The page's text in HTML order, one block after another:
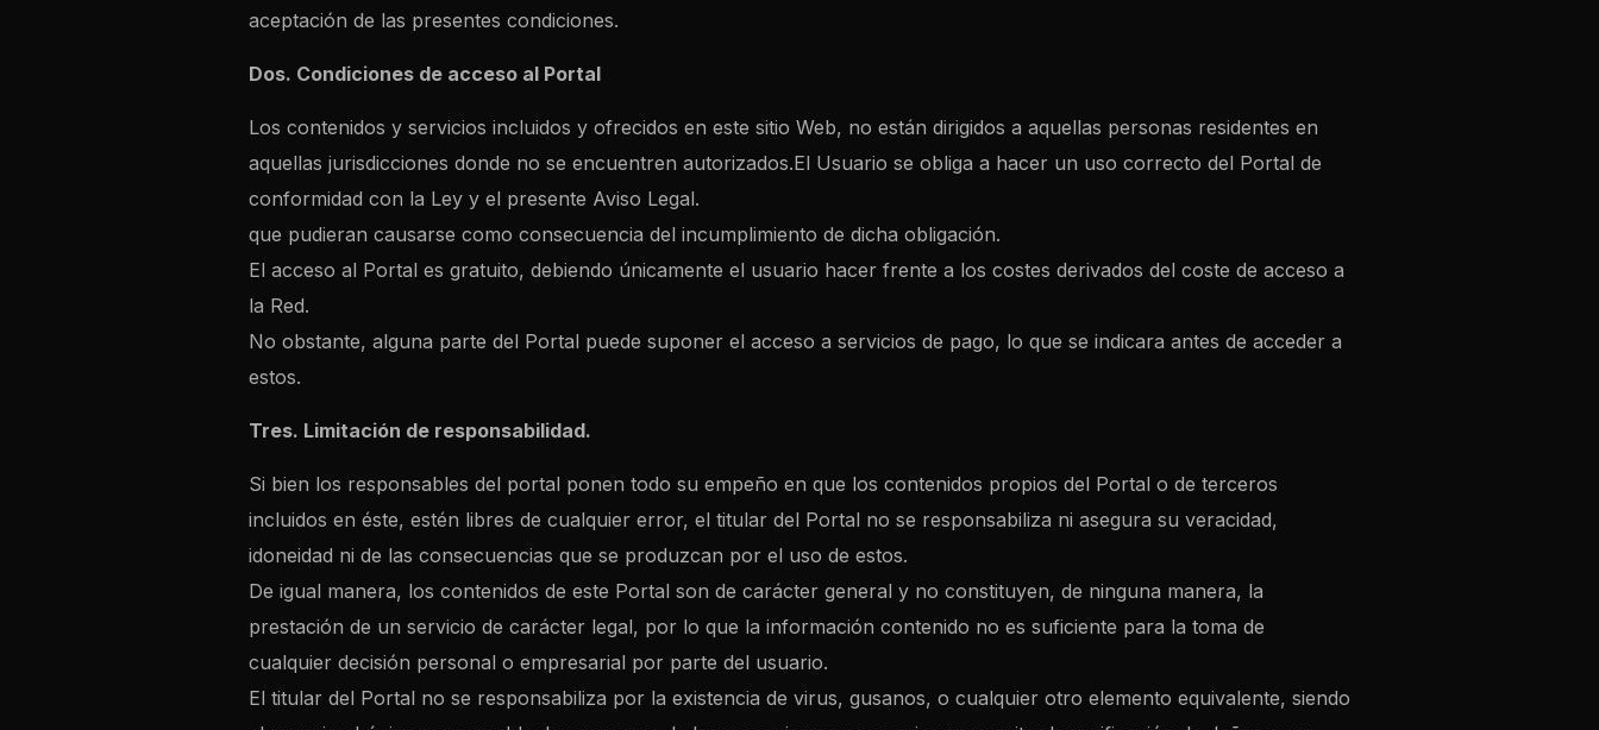
aceptación de las presentes condiciones.
Dos. Condiciones de acceso al Portal
Los contenidos y servicios incluidos y ofrecidos en este sitio Web, no están dirigidos a aquellas personas residentes en
aquellas jurisdicciones donde no se encuentren autorizados.El Usuario se obliga a hacer un uso correcto del Portal de
conformidad con la Ley y el presente Aviso Legal.
que pudieran causarse como consecuencia del incumplimiento de dicha obligación.
El acceso al Portal es gratuito, debiendo únicamente el usuario hacer frente a los costes derivados del coste de acceso a
la Red.
No obstante, alguna parte del Portal puede suponer el acceso a servicios de pago, lo que se indicara antes de acceder a
estos.
Tres. Limitación de responsabilidad.
Si bien los responsables del portal ponen todo su empeño en que los contenidos propios del Portal o de terceros
incluidos en éste, estén libres de cualquier error, el titular del Portal no se responsabiliza ni asegura su veracidad,
idoneidad ni de las consecuencias que se produzcan por el uso de estos.
De igual manera, los contenidos de este Portal son de carácter general y no constituyen, de ninguna manera, la
prestación de un servicio de carácter legal, por lo que la información contenido no es suficiente para la toma de
cualquier decisión personal o empresarial por parte del usuario.
El titular del Portal no se responsabiliza por la existencia de virus, gusanos, o cualquier otro elemento equivalente, siendo